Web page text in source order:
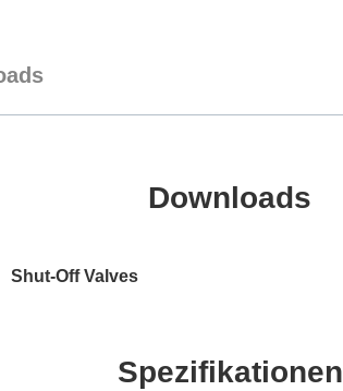
Downloads
Shut-Off Valves
Spezifikationen